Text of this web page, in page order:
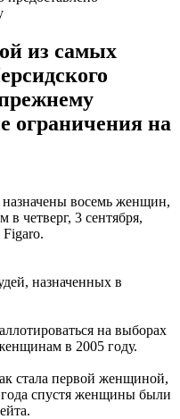
из самых
ограничения на
восемь женщин,
четверг, 3 сентября,
Figaro.
назначенных в
на выборах
в 2005 году.
стала первой женщиной,
спустя женщины были